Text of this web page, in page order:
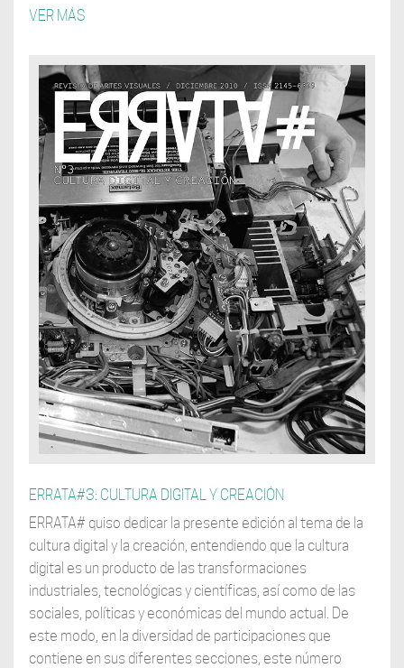
VER MÁS
ERRATA#3: CULTURA DIGITAL Y CREACIÓN
ERRATA# quiso dedicar la presente edición al tema de la
cultura digital y la creación, entendiendo que la cultura
digital es un producto de las transformaciones
industriales, tecnológicas y científicas, así como de las
sociales, políticas y económicas del mundo actual. De
este modo, en la diversidad de participaciones que
contiene en sus diferentes secciones, este número